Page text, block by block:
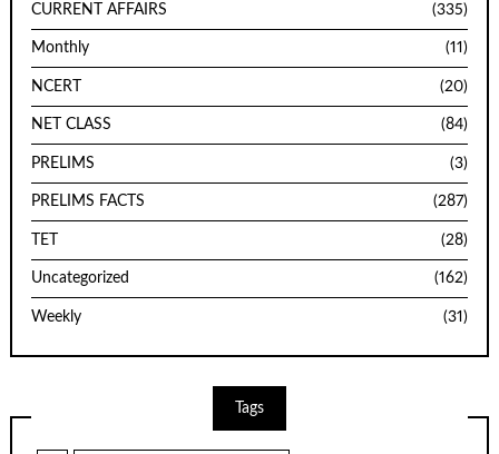
CURRENT AFFAIRS (335)
Monthly (11)
NCERT (20)
NET CLASS (84)
PRELIMS (3)
PRELIMS FACTS (287)
TET (28)
Uncategorized (162)
Weekly (31)
Tags